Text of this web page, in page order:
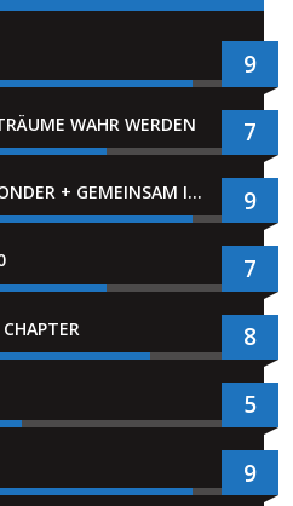
9
WAHR WERDEN 7
SUPER MARIO BROS. WONDER + GEMEINSAM IM BELLABEL-PARK 9
7
8
5
9